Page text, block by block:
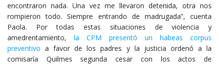
encontraron nada. Una vez me llevaron detenida, otra nos
rompieron todo. Siempre entrando de madrugada”, cuenta
Paola. Por todas estas situaciones de violencia y
amedrentamiento, la CPM presentó un habeas corpus
preventivo a favor de los padres y la justicia ordenó a la
comisaría Quilmes segunda cesar con los actos de